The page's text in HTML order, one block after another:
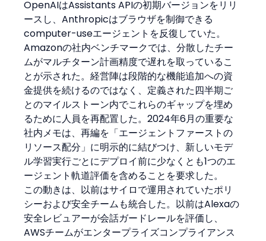
OpenAIはAssistants APIの初期バージョンをリリ
ースし、Anthropicはブラウザを制御できる
computer-useエージェントを反復していた。
Amazonの社内ベンチマークでは、分散したチー
ムがマルチターン計画精度で遅れを取っているこ
とが示された。経営陣は段階的な機能追加への資
金提供を続けるのではなく、定義された四半期ご
とのマイルストーン内でこれらのギャップを埋め
るために人員を再配置した。2024年6月の重要な
社内メモは、再編を「エージェントファーストの
リソース配分」に明示的に結びつけ、新しいモデ
ル学習実行ごとにデプロイ前に少なくとも1つのエ
ージェント軌道評価を含めることを要求した。
この動きは、以前はサイロで運用されていたポリ
シーおよび安全チームも統合した。以前はAlexaの
安全レビュアーが会話ガードレールを評価し、
AWSチームがエンタープライズコンプライアンス